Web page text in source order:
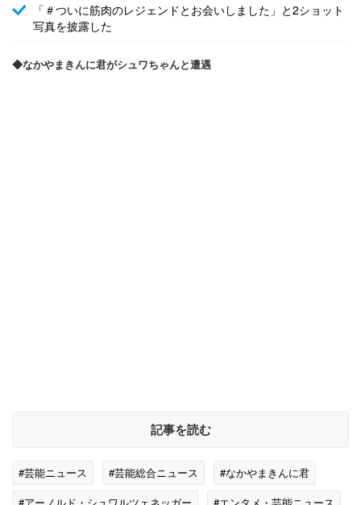
「＃ついに筋肉のレジェンドとお会いしました」と2ショット
写真を披露した
◆なかやまきんに君がシュワちゃんと遭遇
記事を読む
#芸能ニュース #芸能総合ニュース
#なかやまきんに君
#アーノルド・シュワルツェネッガー
#エンタメ・芸能ニュース